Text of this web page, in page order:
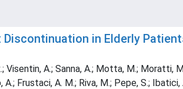
in Elderly
Visentin, A.; Sanna, A.; Motta, M.; Moratti,
Frustaci, A. M.; Riva, M.; Pepe, S.;